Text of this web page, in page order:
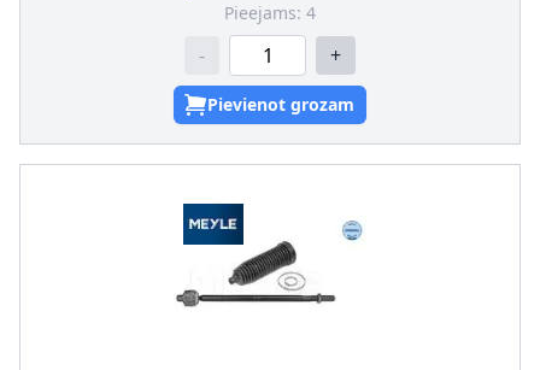
Pieejams: 4
- +
Pievienot grozam